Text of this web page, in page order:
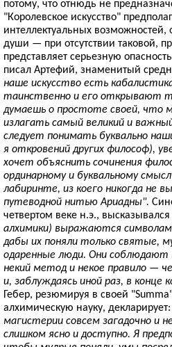
потому, что отнюдь не
"Королевское искусство"
интеллектуальных
души — при отсутствии таковой,
представляет серьезную
писал Артефий, знаменитый
наше искусство есть
таинственно и его открывают
думаешь о простоте своей, что
излагать самый великий и
следует понимать буквально
я откровений других философ),
хочет объяснить сочинения
ординарному и буквальному
лабиринте, из коего никогда не
путеводной нитью Ариадны".
четвертом веке н.э.,
алхимики) выражаются
дабы их поняли только святые,
одаренные люди. Они соблюдают
некий метод и некое правило —
и, заблуждаясь иной раз, в конце
Гебер, резюмируя в своей
алхимическую науку, декларирует:
магистерии совсем загадочно и
слишком ясно и доступно. Я